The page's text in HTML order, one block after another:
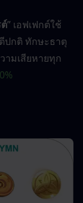
” เอฟเฟกต์ใช้
ปกติ ทักษะธาตุ
ามเสียหายทุก